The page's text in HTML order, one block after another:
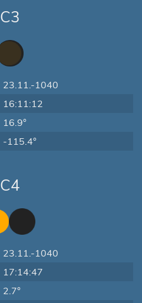
C3
23.11.-1040
16:11:12
16.9°
-115.4°
C4
23.11.-1040
17:14:47
2.7°